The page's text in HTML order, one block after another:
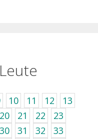
10 11 12
13
20 21 22
23
30 31 32
33